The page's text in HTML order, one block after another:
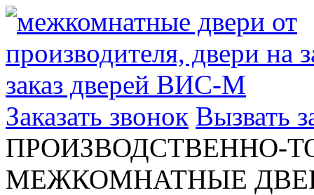
Заказать звонок Вызвать
ПРОИЗВОДСТВЕННО-
МЕЖКОМНАТНЫЕ